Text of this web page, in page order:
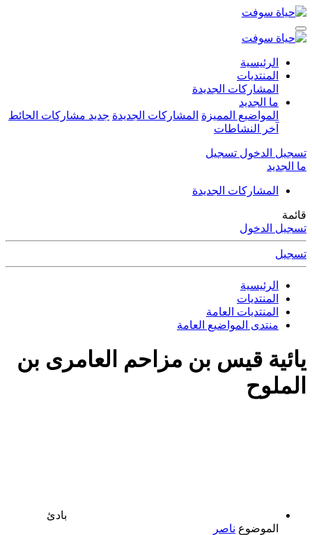
الرئيسية
المنتديات
المشاركات الجديدة
ما الجديد
المواضيع المميزة المشاركات الجديدة جديد مشاركات الحائط
آخر النشاطات
تسجيل الدخول تسجيل
ما الجديد
المشاركات الجديدة
قائمة
تسجيل الدخول
تسجيل
الرئيسية
المنتديات
المنتديات العامة
منتدى المواضيع العامة
يائية قيس بن مزاحم العامرى بن
الملوح
بادئ
الموضوع ناصر